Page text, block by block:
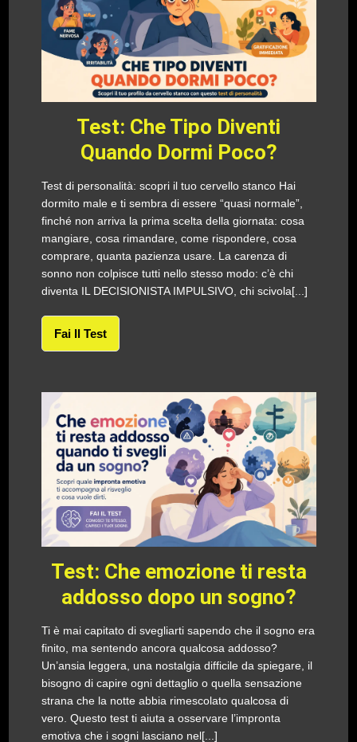
Test: Che Tipo Diventi
Quando Dormi Poco?
Test di personalità: scopri il tuo cervello stanco Hai
dormito male e ti sembra di essere “quasi normale”,
finché non arriva la prima scelta della giornata: cosa
mangiare, cosa rimandare, come rispondere, cosa
comprare, quanta pazienza usare. La carenza di
sonno non colpisce tutti nello stesso modo: c’è chi
diventa IL DECISIONISTA IMPULSIVO, chi scivola[...]
Fai Il Test
Test: Che emozione ti resta
addosso dopo un sogno?
Ti è mai capitato di svegliarti sapendo che il sogno era
finito, ma sentendo ancora qualcosa addosso?
Un’ansia leggera, una nostalgia difficile da spiegare, il
bisogno di capire ogni dettaglio o quella sensazione
strana che la notte abbia rimescolato qualcosa di
vero. Questo test ti aiuta a osservare l’impronta
emotiva che i sogni lasciano nel[...]